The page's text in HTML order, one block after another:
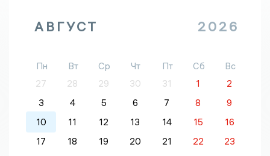
АВГУСТ 2026
Пн Вт Ср Чт Пт Сб
Вс
27
28 29 30 31 1
2
3
4 5 6 7 8
9
10
11 12 13 14 15
16
17
18 19 20 21 22
23